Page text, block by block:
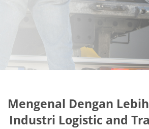
Mengenal Dengan
Industri Logistic and